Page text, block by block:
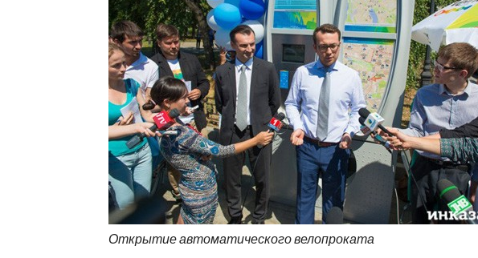
Открытие автоматического велопроката